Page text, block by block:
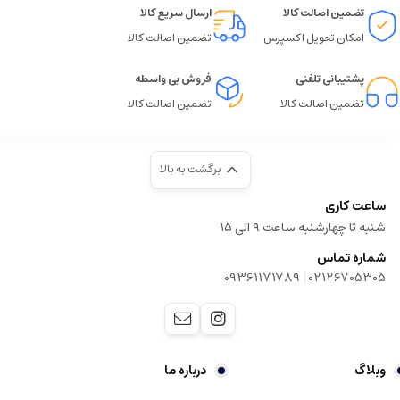
تضمین اصالت کالا
امکان تحویل اکسپرس
ارسال سریع کالا
تضمین اصالت کالا
پشتیبانی تلفنی
تضمین اصالت کالا
فروش بی واسطه
تضمین اصالت کالا
برگشت به بالا
ساعت کاری
شنبه تا چهارشنبه ساعت ۹ الی ۱۵
شماره تماس
02126705305
|
09361171789
وبلاگ درباره ما